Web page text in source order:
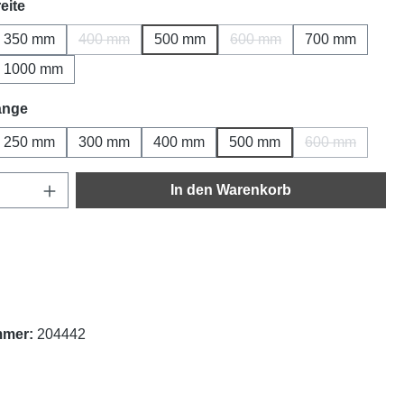
auswählen
ist zurzeit nicht verfügbar.)
350 mm 400 mm
(Diese Option ist zurzeit nicht verfügbar.)
500 mm 600 mm
700 mm
ist zurzeit nicht verfügbar.)
1000 mm
auswählen
250 mm 300 mm 400 mm 500 mm 600 mm
Anzahl: Gib den gewünschten Wert ein
In den Warenkorb
204442